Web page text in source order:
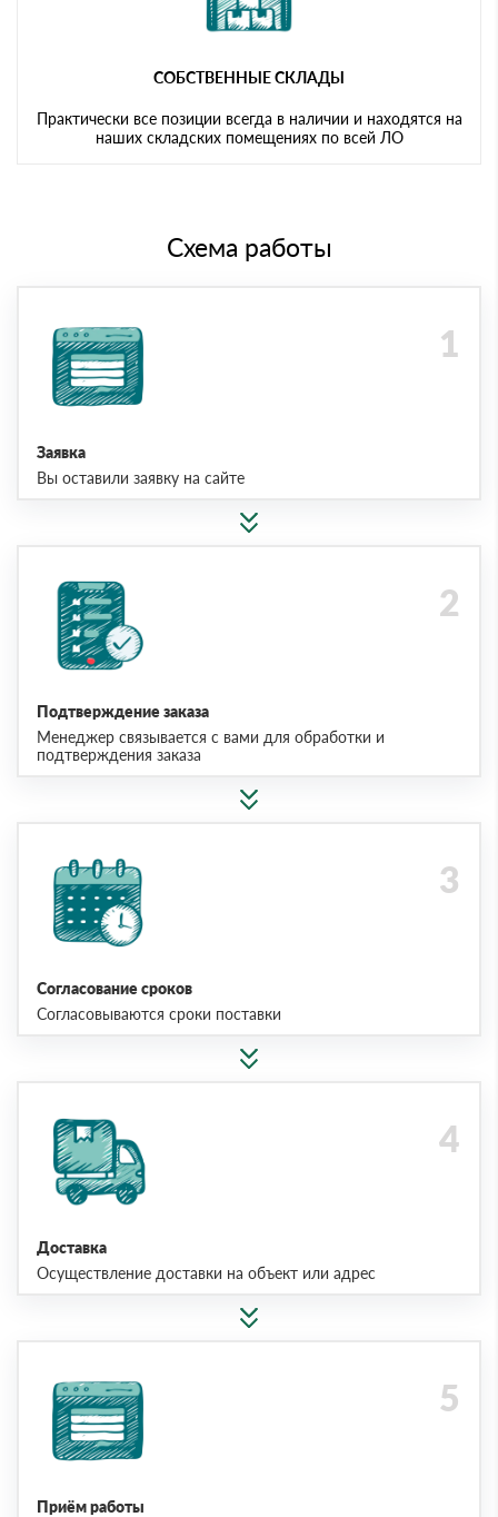
СОБСТВЕННЫЕ СКЛАДЫ
Практически все позиции всегда в наличии и находятся на
наших складских помещениях по всей ЛО
Схема работы
Заявка
Вы оставили заявку на сайте
Подтверждение заказа
Менеджер связывается с вами для обработки и
подтверждения заказа
Согласование сроков
Согласовываются сроки поставки
Доставка
Осуществление доставки на объект или адрес
Приём работы